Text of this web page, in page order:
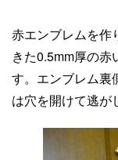
赤エンブレムを作
きた0.5mm厚の赤
す。エンブレム裏
は穴を開けて逃が